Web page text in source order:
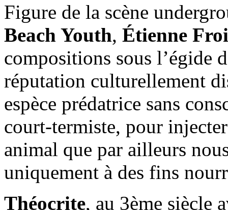
Figure de la scène
Beach Youth, Étienne
compositions sous l’égide
réputation culturellement
espèce prédatrice sans
court-termiste, pour
animal que par ailleurs
uniquement à des fins
Théocrite, au 3ème siècle